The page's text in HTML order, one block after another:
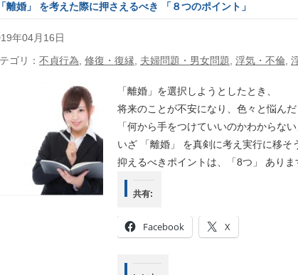
「離婚」 を考えた際に押さえるべき 「８つのポイント」
年04月16日
ゴリ： 不貞行為 修復・復縁 夫婦問題・男女問題 浮気・不倫
「離婚」を選択しようとしたとき、
将来のことが不安になり、色々と悩んだ
「何から手をつけていいのかわからな
いざ 「離婚」 を真剣に考え実行に移そ
抑えるべきポイントは、「8つ」 ありま
共有:
Facebook X